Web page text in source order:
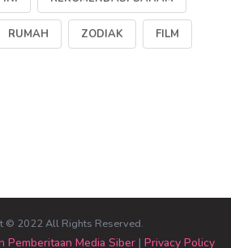
RUMAH ZODIAK FILM
© 2022 All Rights Reserved.
Pemberitaan Media Siber| Privacy Policy